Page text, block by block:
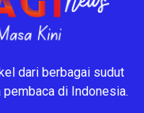
dari berbagai sudut
pembaca di Indonesia.